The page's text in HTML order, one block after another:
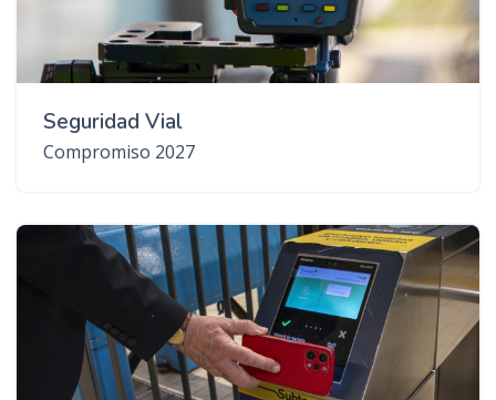
Seguridad Vial
Compromiso 2027